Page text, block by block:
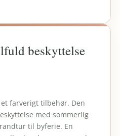
beskyttelse
farverigt tilbehør. Den
med sommerlig
til byferie. En